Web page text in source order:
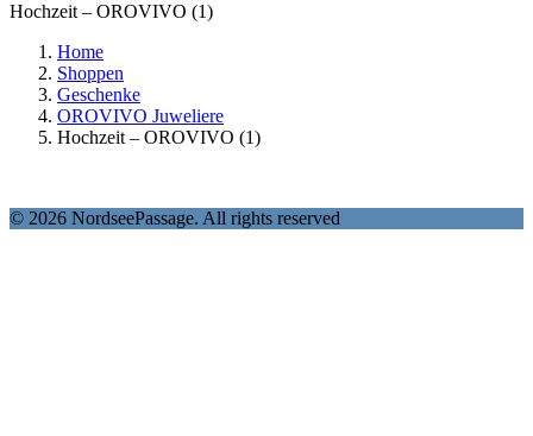
Hochzeit – OROVIVO (1)
Home
Shoppen
Geschenke
OROVIVO Juweliere
Hochzeit – OROVIVO (1)
© 2026 NordseePassage. All rights reserved